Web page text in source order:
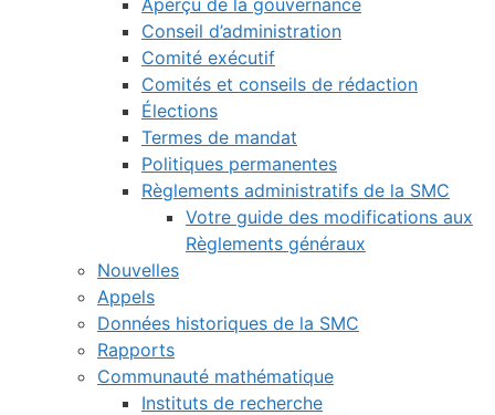
Aperçu de la gouvernance
Conseil d’administration
Comité exécutif
Comités et conseils de rédaction
Élections
Termes de mandat
Politiques permanentes
Règlements administratifs de la SMC
Votre guide des modifications aux
Règlements généraux
Nouvelles
Appels
Données historiques de la SMC
Rapports
Communauté mathématique
Instituts de recherche